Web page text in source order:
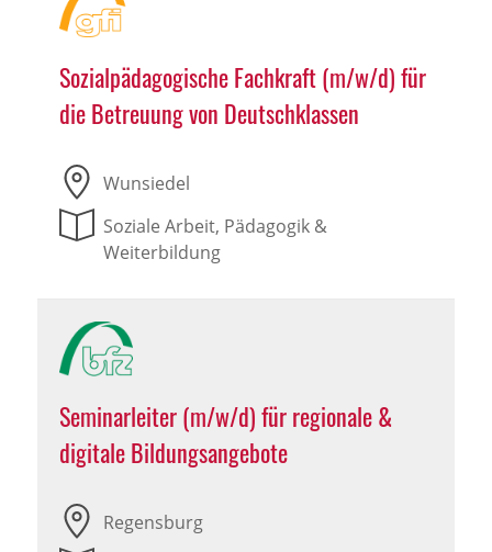
Sozialpädagogische Fachkraft (m/w/d) für
die Betreuung von Deutschklassen
Wunsiedel
Soziale Arbeit, Pädagogik &
Weiterbildung
Seminarleiter (m/w/d) für regionale &
digitale Bildungsangebote
Regensburg